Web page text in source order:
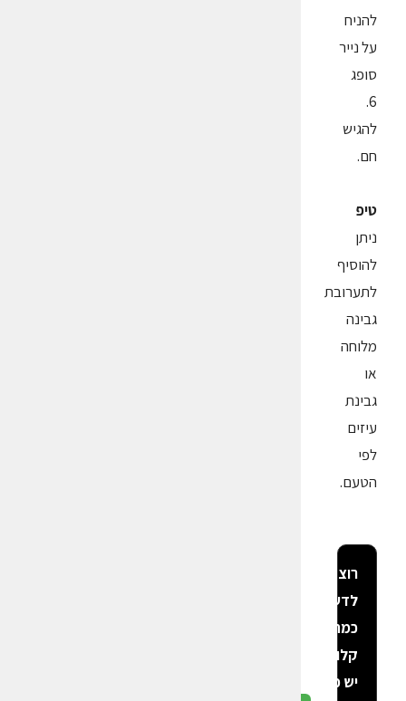
להניח
על נייר
סופג
6.
להגיש
חם.
טיפ
ניתן
להוסיף
לתערובת
גבינה
מלוחה
או
גבינת
עיזים
לפי
הטעם.
רוצה
לדעת
כמה
קלוריות
יש פה?